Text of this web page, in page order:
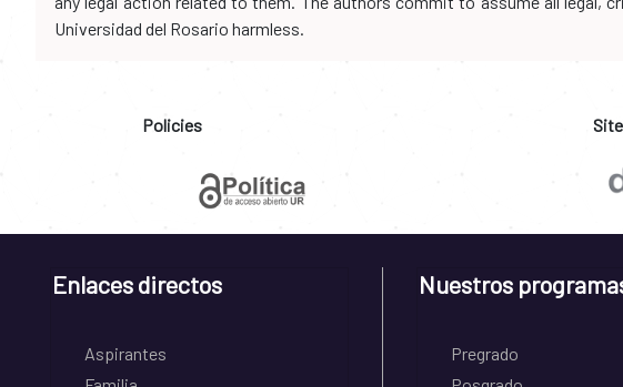
Universidad del Rosario harmless.
Policies
Enlaces directos
Aspirantes
Nuestros
Pregrado